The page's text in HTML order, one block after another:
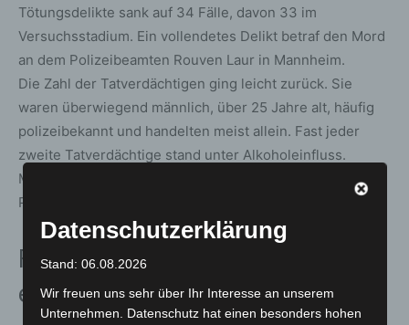
Tötungsdelikte sank auf 34 Fälle, davon 33 im
Versuchsstadium. Ein vollendetes Delikt betraf den Mord
an dem Polizeibeamten Rouven Laur in Mannheim.
Die Zahl der Tatverdächtigen ging leicht zurück. Sie
waren überwiegend männlich, über 25 Jahre alt, häufig
polizeibekannt und handelten meist allein. Fast jeder
zweite Tatverdächtige stand unter Alkoholeinfluss.
Messer spielten mit einem Anteil von unter einem
Prozent weiterhin eine untergeordnete Rolle.
Feuerwehr und Rettungsdienste
ebenfalls betroffen
Datenschutzerklärung
Stand: 06.08.2026
Wir freuen uns sehr über Ihr Interesse an unserem
Unternehmen. Datenschutz hat einen besonders hohen